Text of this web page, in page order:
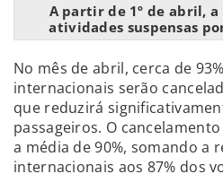
A partir de 1º de abril,
atividades suspensas
No mês de abril, cerca de
internacionais serão
que reduzirá
passageiros. O
a média de 90%, somando a
internacionais aos 87% dos